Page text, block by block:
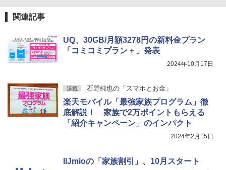
関連記事
UQ、30GB/月額3278円の新料金プラン
「コミコミプラン＋」発表
2024年10月17日
連載 石野純也の「スマホとお金」
楽天モバイル「最強家族プログラム」徹
底解説！ 家族で2万ポイントもらえる
「紹介キャンペーン」のインパクト
2024年2月15日
IIJmioの「家族割引」、10月スタート